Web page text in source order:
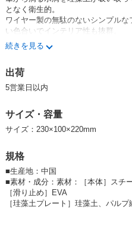
となく衛生的。
ワイヤー製の無駄のないシンプル
い色合いでインテリア性も抜群。
デザイン性と機能性を兼ね備えた傘
置く場所に困らないスリムタイプ。
ノベルティ、雑貨、景品、ギフト、
続きを見る
出荷
5営業日以内
サイズ・容量
サイズ：230×100×220mm
規格
■生産地：中国
■素材・成分：素材：［本体］スチ
［滑り止め］EVA
［珪藻土プレート］珪藻土、パルプ